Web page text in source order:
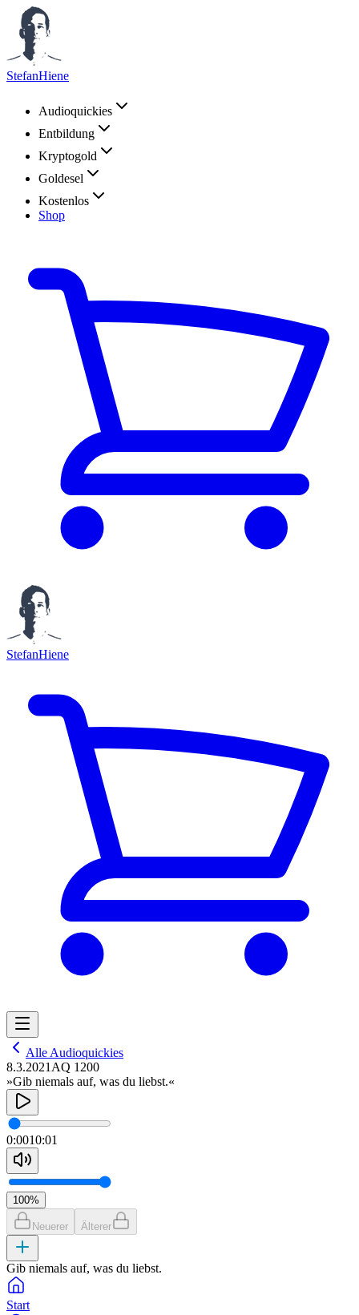
StefanHiene
Audioquickies
Entbildung
Kryptogold
Goldesel
Kostenlos
Shop
StefanHiene
Alle Audioquickies
8.3.2021 AQ 1200
»Gib niemals auf, was du liebst.«
0:0010:01
100%
Neuerer Älterer
Gib niemals auf, was du liebst.
Start